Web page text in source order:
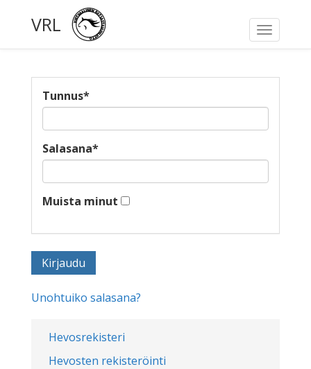
Toggle
VRL
Hevosrekisteri
Hevosten rekisteröinti
Tunnus*
Salasana*
Muista minut
Unohtuiko salasana?